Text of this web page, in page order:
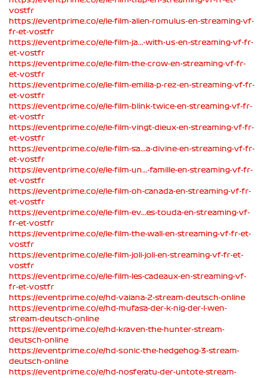
vostfr
https://eventprime.co/e/le-film-alien-romulus-en-streaming-vf-
fr-et-vostfr
https://eventprime.co/e/le-film-ja...-with-us-en-streaming-vf-fr-
et-vostfr
https://eventprime.co/e/le-film-the-crow-en-streaming-vf-fr-
et-vostfr
https://eventprime.co/e/le-film-emilia-p-rez-en-streaming-vf-fr-
et-vostfr
https://eventprime.co/e/le-film-blink-twice-en-streaming-vf-fr-
et-vostfr
https://eventprime.co/e/le-film-vingt-dieux-en-streaming-vf-fr-
et-vostfr
https://eventprime.co/e/le-film-sa...a-divine-en-streaming-vf-fr-
et-vostfr
https://eventprime.co/e/le-film-un...-famille-en-streaming-vf-fr-
et-vostfr
https://eventprime.co/e/le-film-oh-canada-en-streaming-vf-fr-
et-vostfr
https://eventprime.co/e/le-film-ev...es-touda-en-streaming-vf-
fr-et-vostfr
https://eventprime.co/e/le-film-the-wall-en-streaming-vf-fr-et-
vostfr
https://eventprime.co/e/le-film-joli-joli-en-streaming-vf-fr-et-
vostfr
https://eventprime.co/e/le-film-les-cadeaux-en-streaming-vf-
fr-et-vostfr
https://eventprime.co/e/hd-vaiana-2-stream-deutsch-online
https://eventprime.co/e/hd-mufasa-der-k-nig-der-l-wen-
stream-deutsch-online
https://eventprime.co/e/hd-kraven-the-hunter-stream-
deutsch-online
https://eventprime.co/e/hd-sonic-the-hedgehog-3-stream-
deutsch-online
https://eventprime.co/e/hd-nosferatu-der-untote-stream-